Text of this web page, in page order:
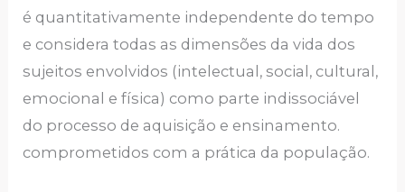
é quantitativamente independente do tempo
e considera todas as dimensões da vida dos
sujeitos envolvidos (intelectual, social, cultural,
emocional e física) como parte indissociável
do processo de aquisição e ensinamento.
comprometidos com a prática da população.